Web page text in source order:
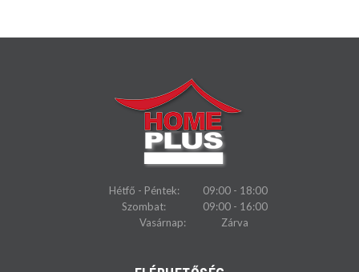
Hétfő - Péntek:
09:00 - 18:00
Szombat:
09:00 - 16:00
Vasárnap:
Zárva